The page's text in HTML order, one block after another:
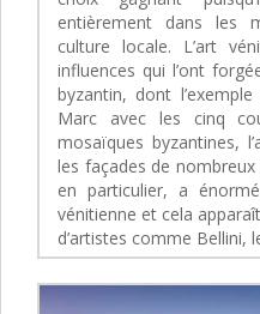
entièrement dans les
culture locale. L’art
influences qui l’ont
byzantin, dont
Marc avec les cinq
mosaïques byzantines,
les façades de
en particulier, a
vénitienne et cela
d’artistes comme Bellini,